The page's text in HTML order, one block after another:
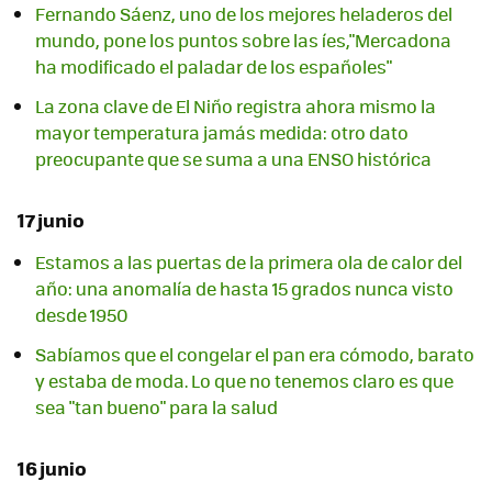
Fernando Sáenz, uno de los mejores heladeros del
mundo, pone los puntos sobre las íes,"Mercadona
ha modificado el paladar de los españoles"
La zona clave de El Niño registra ahora mismo la
mayor temperatura jamás medida: otro dato
preocupante que se suma a una ENSO histórica
17 junio
Estamos a las puertas de la primera ola de calor del
año: una anomalía de hasta 15 grados nunca visto
desde 1950
Sabíamos que el congelar el pan era cómodo, barato
y estaba de moda. Lo que no tenemos claro es que
sea "tan bueno" para la salud
16 junio